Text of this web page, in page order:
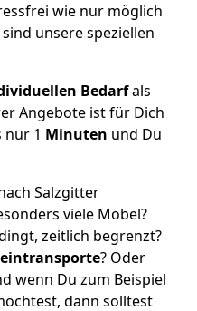
wie nur möglich
unsere speziellen
Bedarfals
Angebote ist für Dich
nur 1 Minuten und Du
Salzgitter
viele Möbel?
zeitlich begrenzt?
? Oder
wenn Du zum Beispiel
dann solltest